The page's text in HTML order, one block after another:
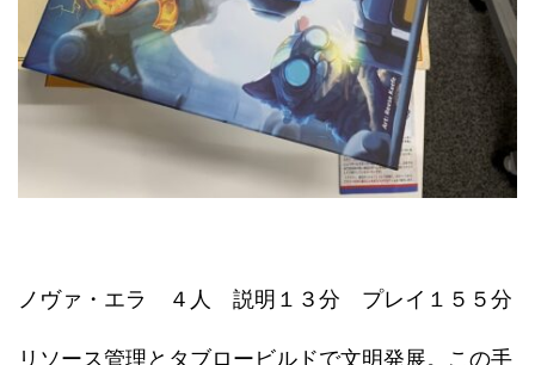
ノヴァ・エラ ４人 説明１３分 プレイ１５５分
リソース管理とタブロービルドで文明発展。この手